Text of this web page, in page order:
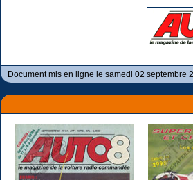
Document mis en ligne le samedi 02 septembre